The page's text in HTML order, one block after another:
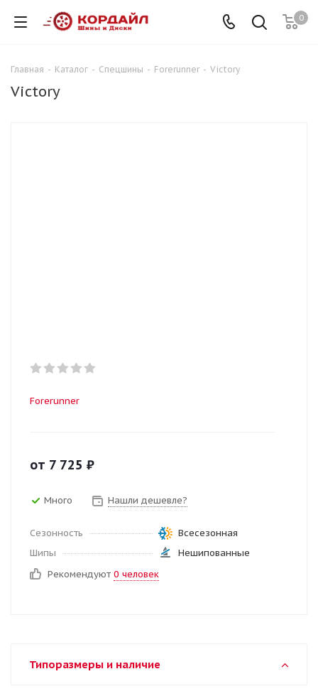
0
Главная - Каталог - Спецшины - Forerunner - Victory
Victory
Forerunner
от 7 725 ₽
Много Нашли дешевле?
Сезонность
Всесезонная
Шипы
Нешипованные
Рекомендуют 0 человек
Типоразмеры и наличие